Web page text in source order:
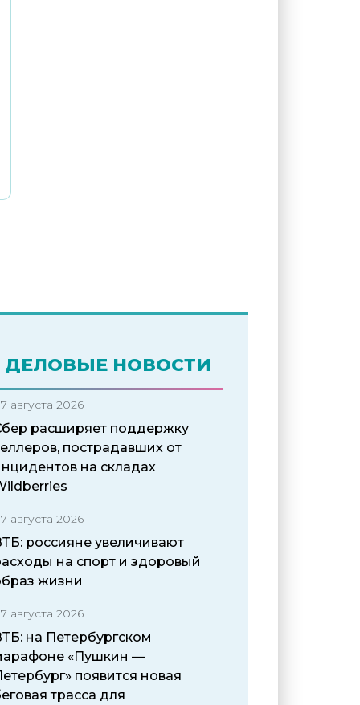
ДЕЛОВЫЕ НОВОСТИ
августа 2026
расширяет поддержку
пострадавших от
на складах
августа 2026
россияне увеличивают
на спорт и здоровый
жизни
августа 2026
на Петербургском
«Пушкин —
появится новая
трасса для